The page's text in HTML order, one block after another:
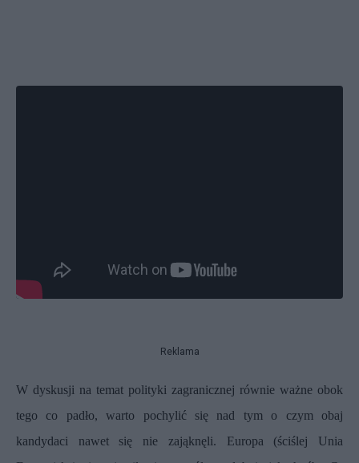
Reklama
W dyskusji na temat polityki zagranicznej równie ważne obok
tego co padło, warto pochylić się nad tym o czym obaj
kandydaci nawet się nie zająknęli. Europa (ściślej Unia